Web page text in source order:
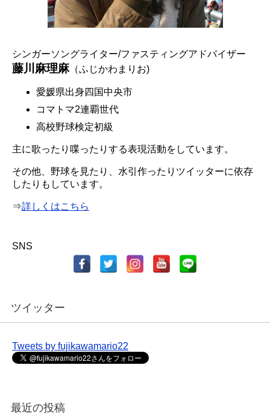
シンガーソングライター/ファスティングアドバイザー
藤川麻理麻（ふじかわまりお)
愛媛県出身四国中央市
コマトマ2連覇世代
高校野球検定初級
主に歌ったり喋ったりする表現活動をしています。
その他、野球を見たり、水引作ったりツイッターに依存
したりもしています。
⇒詳しくはこちら
SNS
ツイッター
Tweets by fujikawamario22
最近の投稿